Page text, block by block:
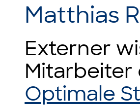
Matthias
Externer
Mitarbeiter
Optimale